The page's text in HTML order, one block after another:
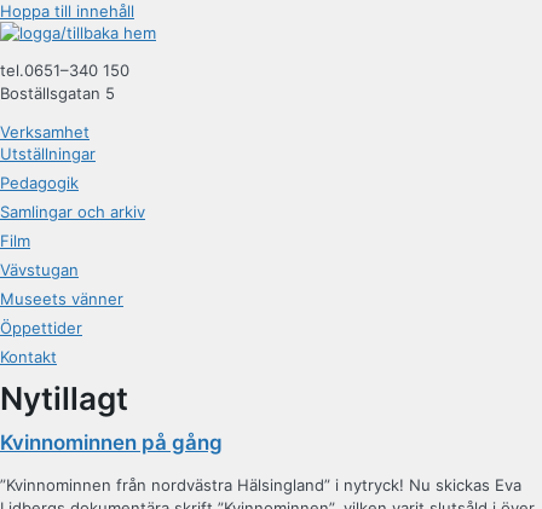
Hoppa till innehåll
tel.0651–340 150
Boställsgatan 5
Verksamhet
Utställningar
Pedagogik
Samlingar och arkiv
Film
Vävstugan
Museets vänner
Öppettider
Kontakt
Nytillagt
Kvinnominnen på gång
”Kvinnominnen från nordvästra Hälsingland” i nytryck! Nu skickas Eva